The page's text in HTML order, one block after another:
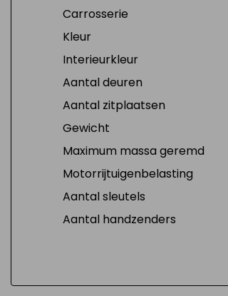
Carrosserie
Kleur
Interieurkleur
Aantal deuren
Aantal zitplaatsen
Gewicht
Maximum massa geremd
Motorrijtuigenbelasting
Aantal sleutels
Aantal handzenders